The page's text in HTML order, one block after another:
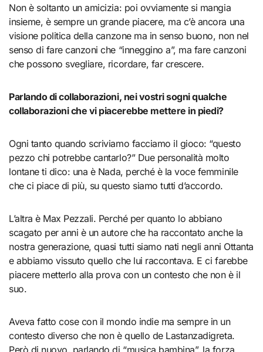
Non è soltanto un amicizia: poi ovviamente si mangia
insieme, è sempre un grande piacere, ma c’è ancora una
visione politica della canzone ma in senso buono, non nel
senso di fare canzoni che “inneggino a”, ma fare canzoni
che possono svegliare, ricordare, far crescere.
Parlando di collaborazioni, nei vostri sogni qualche
collaborazioni che vi piacerebbe mettere in piedi?
Ogni tanto quando scriviamo facciamo il gioco: “questo
pezzo chi potrebbe cantarlo?” Due personalità molto
lontane ti dico: una è Nada, perché è la voce femminile
che ci piace di più, su questo siamo tutti d’accordo.
L’altra è Max Pezzali. Perché per quanto lo abbiano
scagato per anni è un autore che ha raccontato anche la
nostra generazione, quasi tutti siamo nati negli anni Ottanta
e abbiamo vissuto quello che lui raccontava. E ci farebbe
piacere metterlo alla prova con un contesto che non è il
suo.
Aveva fatto cose con il mondo indie ma sempre in un
contesto diverso che non è quello de Lastanzadigreta.
Però di nuovo, parlando di “musica bambina”, la forza